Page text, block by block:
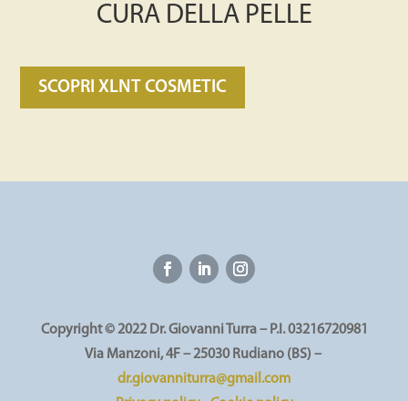
CURA DELLA PELLE
SCOPRI XLNT COSMETIC
Copyright © 2022 Dr. Giovanni Turra – P.I. 03216720981
Via Manzoni, 4F – 25030 Rudiano (BS) –
dr.giovanniturra@gmail.com